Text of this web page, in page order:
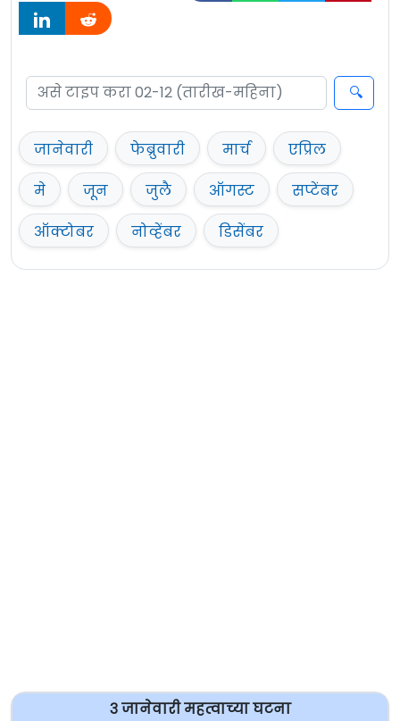
जानेवारी फेब्रुवारी मार्च
एप्रिल
मे
जून जुलै ऑगस्ट
सप्टेंबर
ऑक्टोबर
नोव्हेंबर डिसेंबर
३ जानेवारी महत्वाच्या घटना